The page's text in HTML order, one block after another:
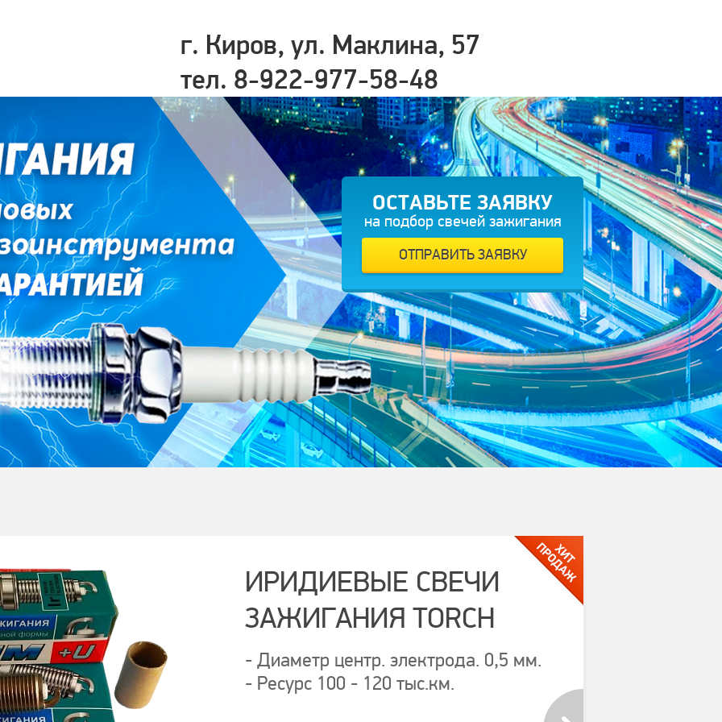
г. Киров, ул. Маклина, 57
тел. 8-922-977-58-48
ЗАКАЗАТЬ ЗВОНОК
ОСТАВЬТЕ ЗАЯВКУ
на подбор свечей зажигания
ИРИДИЕВЫЕ СВЕЧИ
ЗАЖИГАНИЯ TORCH
- Диаметр центр. электрода. 0,5 мм.
- Ресурс 100 - 120 тыс.км.